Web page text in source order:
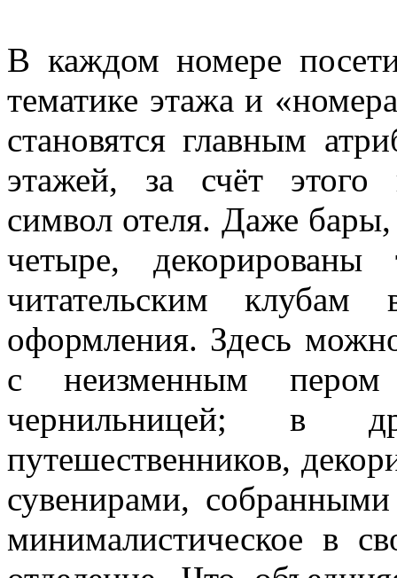
В каждом номере
тематике этажа и
становятся главным
этажей, за счёт этого
символ отеля. Даже бары,
четыре,
читательским
оформления. Здесь
с неизменным
чернильницей; в
путешественников,
сувенирами,
минималистическое в